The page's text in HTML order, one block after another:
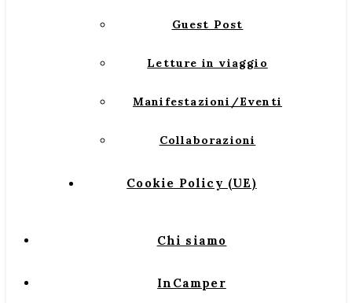
Guest Post
Letture in viaggio
Manifestazioni/Eventi
Collaborazioni
Cookie Policy (UE)
Chi siamo
InCamper